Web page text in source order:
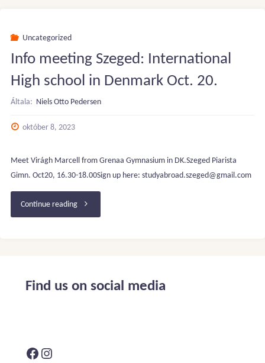
Workshop
(online)"
Uncategorized
Info meeting Szeged: International
High school in Denmark Oct. 20.
Általa: Niels Otto Pedersen
október 8, 2023
Meet Virágh Marcell from Grenaa Gymnasium in DK.Szeged Piarista
Gimn. Oct20, 16.30-18.00Sign up here: studyabroad.szeged@gmail.com
Continue reading"Info
International
Find us on social media
Facebook
Instagram